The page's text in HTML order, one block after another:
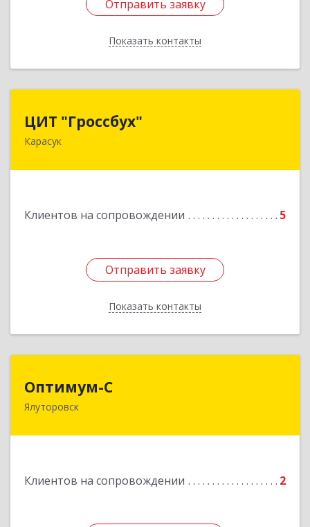
Отправить заявку
Показать контакты
Отправить заявку
Назад
ЦИТ "Гроссбух"
Карасук
Клиентов на сопровождении 5
Отправить заявку
Показать контакты
632861, Новосибирская обл, Карасукский р-н,
Отправить заявку
Назад
Оптимум-С
Ялуторовск
Клиентов на сопровождении 2